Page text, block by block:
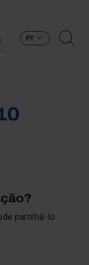
PT
partilhá-lo